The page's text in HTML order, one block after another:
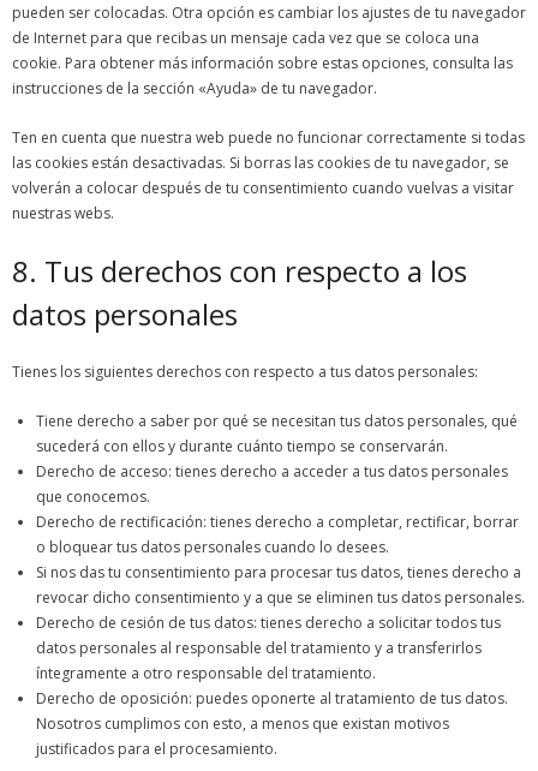
pueden ser colocadas. Otra opción es cambiar los ajustes de tu navegador
de Internet para que recibas un mensaje cada vez que se coloca una
cookie. Para obtener más información sobre estas opciones, consulta las
instrucciones de la sección «Ayuda» de tu navegador.
Ten en cuenta que nuestra web puede no funcionar correctamente si todas
las cookies están desactivadas. Si borras las cookies de tu navegador, se
volverán a colocar después de tu consentimiento cuando vuelvas a visitar
nuestras webs.
8. Tus derechos con respecto a los
datos personales
Tienes los siguientes derechos con respecto a tus datos personales:
Tiene derecho a saber por qué se necesitan tus datos personales, qué
sucederá con ellos y durante cuánto tiempo se conservarán.
Derecho de acceso: tienes derecho a acceder a tus datos personales
que conocemos.
Derecho de rectificación: tienes derecho a completar, rectificar, borrar
o bloquear tus datos personales cuando lo desees.
Si nos das tu consentimiento para procesar tus datos, tienes derecho a
revocar dicho consentimiento y a que se eliminen tus datos personales.
Derecho de cesión de tus datos: tienes derecho a solicitar todos tus
datos personales al responsable del tratamiento y a transferirlos
íntegramente a otro responsable del tratamiento.
Derecho de oposición: puedes oponerte al tratamiento de tus datos.
Nosotros cumplimos con esto, a menos que existan motivos
justificados para el procesamiento.